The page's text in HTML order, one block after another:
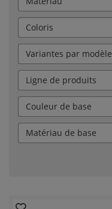
Coloris
Variantes par modèle
Ligne de produits
Couleur de base
Matériau de base